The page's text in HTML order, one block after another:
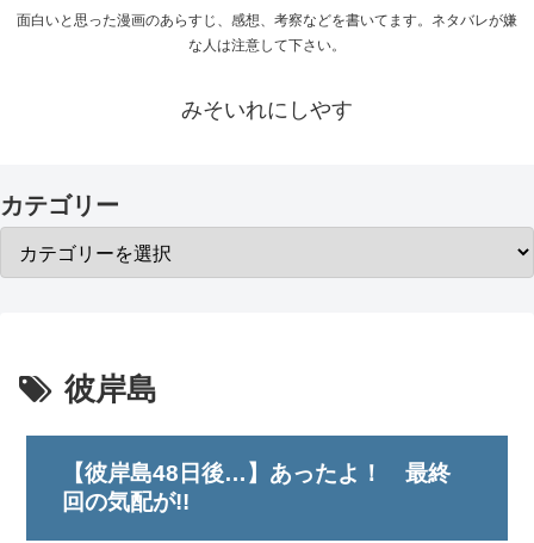
面白いと思った漫画のあらすじ、感想、考察などを書いてます。ネタバレが嫌
な人は注意して下さい。
みそいれにしやす
カテゴリー
彼岸島
【彼岸島48日後…】あったよ！ 最終
回の気配が!!